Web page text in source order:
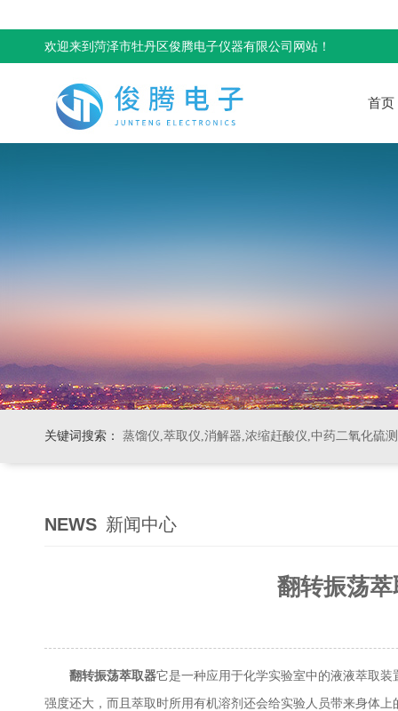
欢迎来到菏泽市牡丹区俊腾电子仪器有限公司网站！
首页
关键词搜索： 蒸馏仪,萃取仪,消解器,浓缩赶酸仪,中药二氧化硫
NEWS 新闻中心
翻转振荡
翻转振荡萃取器它是一种应用于化学实验室中的液液萃取
强度还大，而且萃取时所用有机溶剂还会给实验人员带来身体